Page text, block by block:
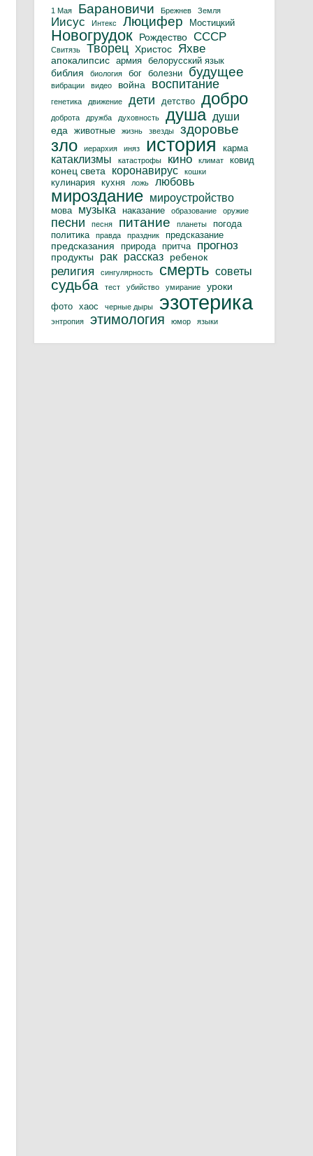
1 Мая Барановичи Брежнев Земля
Иисус Интекс Люцифер Мостицкий
Новогрудок Рождество СССР
Свитязь Творец Христос Яхве
апокалипсис армия белорусский язык
библия биология бог болезни будущее
вибрации видео война воспитание
генетика движение дети детство добро
доброта дружба духовность душа души
еда животные жизнь звезды здоровье
зло иерархия иняз история карма
катаклизмы катастрофы кино климат ковид
конец света коронавирус кошки
кулинария кухня ложь любовь
мироздание мироустройство
мова музыка наказание образование оружие
песни песня питание планеты
погода
политика
правда праздник предсказание
предсказания природа притча прогноз
продукты рак рассказ ребенок
религия сингулярность смерть советы
судьба тест убийство умирание уроки
фото хаос черные дыры эзотерика
энтропия этимология юмор языки